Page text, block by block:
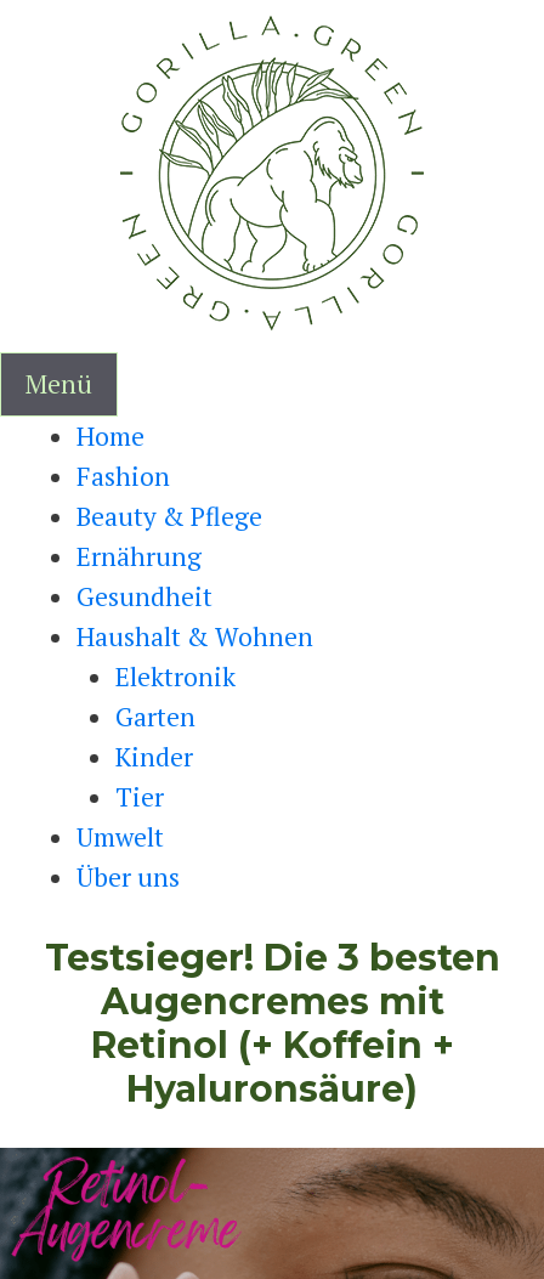
Menü
Home
Fashion
Beauty & Pflege
Ernährung
Gesundheit
Haushalt & Wohnen
Elektronik
Garten
Kinder
Tier
Umwelt
Über uns
Testsieger! Die 3 besten
Augencremes mit
Retinol (+ Koffein +
Hyaluronsäure)